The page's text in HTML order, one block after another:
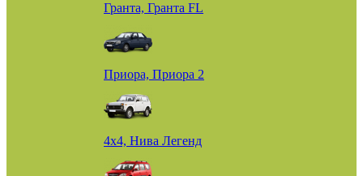
Гранта, Гранта FL
Приора, Приора 2
4х4, Нива Легенд